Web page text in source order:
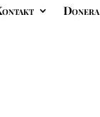
Donera